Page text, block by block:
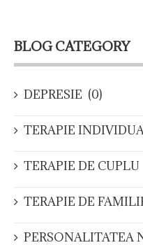
BLOG CATEGORY
DEPRESIE (0)
TERAPIE
TERAPIE DE CUPLU
TERAPIE DE
PERSONALITATEA